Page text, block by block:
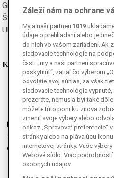
Grécka
Švédska
Ukrajinská
Kde nás nájdete
Facebook
Instagram
Ganjing
Youtube
Twitter
Telegram
RSS
Záleží nám na ochrane
My a naši partneri 1019
údaje o prehliadaní alebo
do nich vo vašom zariadení. Ak
sledovacie technológie na
časti „my a naši partneri
poskytnúť“, zatiaľ čo výberom
odvoláte svoj súhlas, sa však
sledovacie technológie
prezeráte, nemusia byť také
môžete túto ponuku znova
zmeniť svoje výbery alebo
odkaz „Spravovať preferencie“
stránky alebo na plávajúcu
internetovej stránky. Vaše
Webové sídlo. Viac podrobností
osobných údajov.